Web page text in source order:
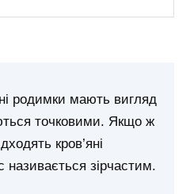
родимки мають вигляд
точковими. Якщо ж
кров’яні
називається зірчастим.